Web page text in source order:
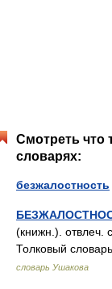
Смотреть что
словарях:
безжалостность
(книжн.). отвлеч.
Толковый
словарь Ушакова